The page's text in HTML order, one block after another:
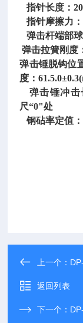
指针长度：
指针摩擦力：
弹击杆端部
弹击拉簧刚度
弹击锤脱钩位
度：
弹击锤冲击
尺“0"处
钢砧率定值
上一个：
返回列表
下一个：